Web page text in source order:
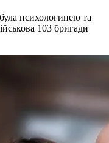
психологинею та
103 бригади